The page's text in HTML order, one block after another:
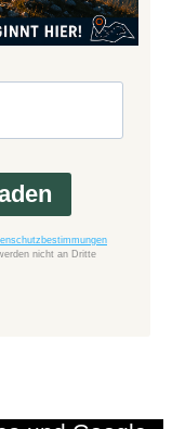
nicht an Dritte